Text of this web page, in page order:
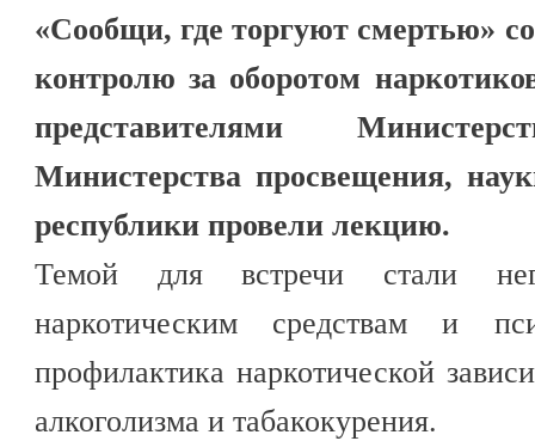
«Сообщи, где торгуют смертью»
контролю за оборотом
представителями
Министерства просвещения,
республики провели лекцию.
Темой для встречи стали
наркотическим средствам и
профилактика наркотической
алкоголизма и табакокурения.